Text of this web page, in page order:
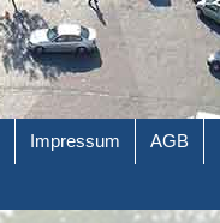
Impressum AGB